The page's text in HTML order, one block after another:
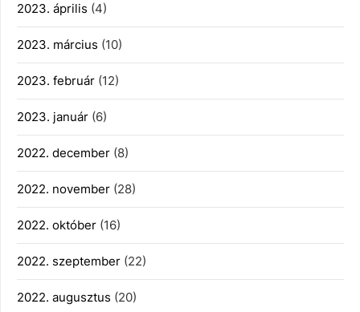
2023. április (4)
2023. március (10)
2023. február (12)
2023. január (6)
2022. december (8)
2022. november (28)
2022. október (16)
2022. szeptember (22)
2022. augusztus (20)